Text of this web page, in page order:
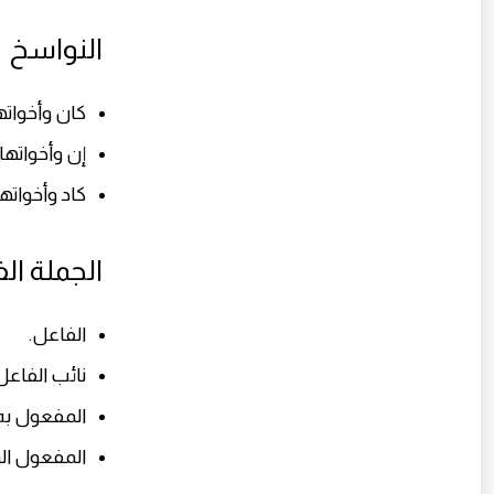
النواسخ
كان
إن
كاد
الجملة
الفاعل.
نائب
المفعول
المفعول